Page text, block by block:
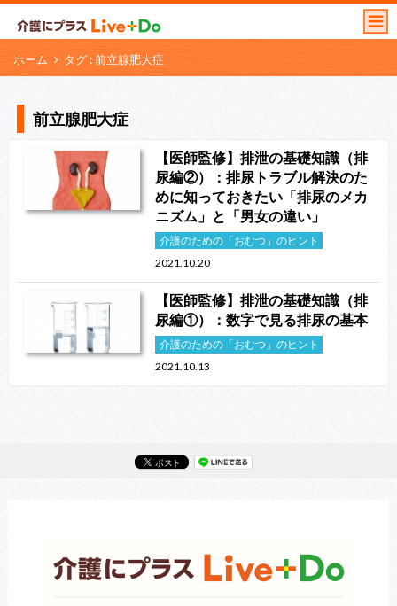
ホーム タグ : 前立腺肥大症
前立腺肥大症
【医師監修】排泄の基礎知識（排
尿編②）：排尿トラブル解決のた
めに知っておきたい「排尿のメカ
ニズム」と「男女の違い」
介護のための「おむつ」のヒント
2021.10.20
【医師監修】排泄の基礎知識（排
尿編①）：数字で見る排尿の基本
介護のための「おむつ」のヒント
2021.10.13